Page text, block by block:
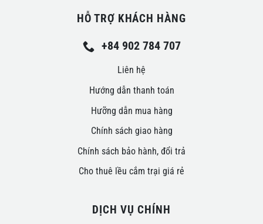
HỖ TRỢ KHÁCH HÀNG
+84 902 784 707
Liên hệ
Hướng dẫn thanh toán
Hưỡng dẫn mua hàng
Chính sách giao hàng
Chính sách bảo hành, đổi trả
Cho thuê lều cắm trại giá rẻ
DỊCH VỤ CHÍNH